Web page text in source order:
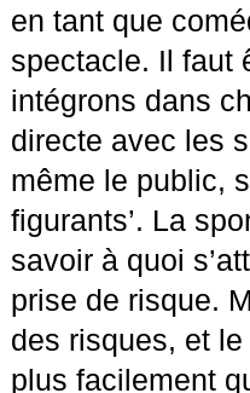
en tant que
spectacle. Il faut
intégrons dans
directe avec les
même le public,
figurants’. La
savoir à quoi
prise de risque.
des risques, et
plus facilement